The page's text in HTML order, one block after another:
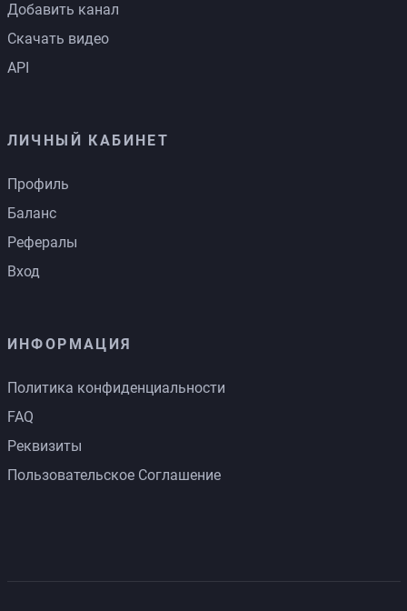
Добавить канал
Скачать видео
API
ЛИЧНЫЙ КАБИНЕТ
Профиль
Баланс
Рефералы
Вход
ИНФОРМАЦИЯ
Политика конфиденциальности
FAQ
Реквизиты
Пользовательское Соглашение